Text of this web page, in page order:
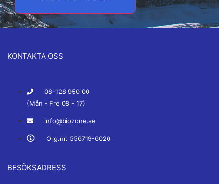
KONTAKTA OSS
08-128 950 00
(Mån - Fre 08 - 17)
info@biozone.se
Org.nr: 556719-6026
BESÖKSADRESS